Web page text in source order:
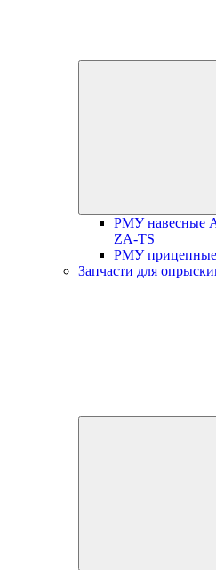
РМУ навесные
ZA-TS
РМУ
Запчасти для